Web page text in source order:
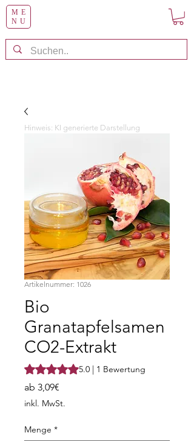
ME
NU
Artikelnummer: 1026
Bio
Granatapfelsamen
CO2-Extrakt
Das Rating beträgt 5.0 von fünf
5.0 | 1 Bewertung
ab 3,09€
Preis
inkl. MwSt.
Menge *
Hinweis: KI generierte Darstellung